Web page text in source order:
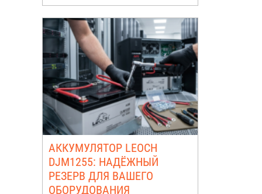
АККУМУЛЯТОР LEOCH
DJM1255: НАДЁЖНЫЙ
РЕЗЕРВ ДЛЯ ВАШЕГО
ОБОРУДОВАНИЯ